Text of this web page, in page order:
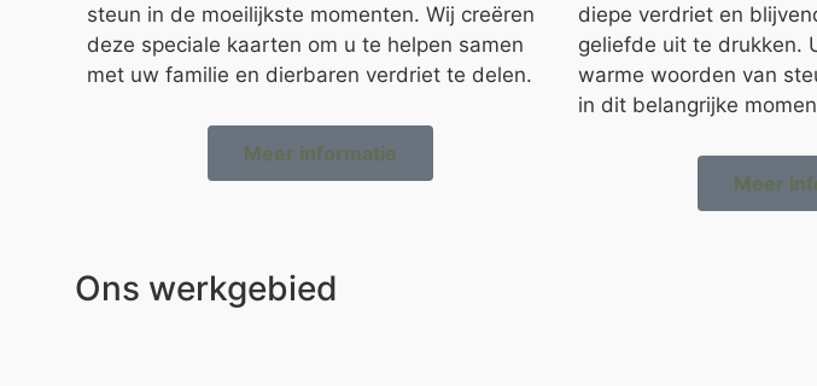
steun in de moeilijkste momenten. Wij creëren
deze speciale kaarten om u te helpen samen
met uw familie en dierbaren verdriet te delen.
Meer informatie
diepe verdriet en
geliefde uit te drukken.
warme woorden van
in dit belangrijke
Meer
Ons werkgebied